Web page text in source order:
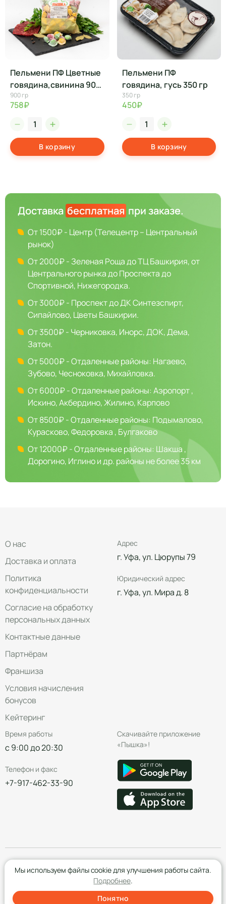
Пельмени ПФ Цветные
говядина,свинина 900
гр
900 гр
758₽
В корзину
Пельмени ПФ
говядина, гусь 350 гр
350 гр
450₽
В корзину
Доставка бесплатная при заказе.
От 1500₽ - Центр (Телецентр – Центральный
рынок)
От 2000₽ - Зеленая Роща до ТЦ Башкирия, от
Центрального рынка до Проспекта до
Спортивной, Нижегородка.
От 3000₽ - Проспект до ДК Синтезспирт,
Сипайлово, Цветы Башкирии.
От 3500₽ - Черниковка, Инорс, ДОК, Дема,
Затон.
От 5000₽ - Отдаленные районы: Нагаево,
Зубово, Чесноковка, Михайловка.
От 6000₽ - Отдаленные районы: Аэропорт ,
Искино, Акбердино, Жилино, Карпово
От 8500₽ - Отдаленные районы: Подымалово,
Курасково, Федоровка , Булгаково
От 12000₽ - Отдаленные районы: Шакша ,
Дорогино, Иглино и др. районы не более 35 км
О нас
Доставка и оплата
Политика
конфиденциальности
Согласие на обработку
персональных данных
Контактные данные
Партнёрам
Франшиза
Условия начисления
бонусов
Кейтеринг
Адрес
г. Уфа, ул. Цюрупы 79
Юридический адрес
г. Уфа, ул. Мира д. 8
Время работы
с 9:00 до 20:30
Телефон и факс
+7-917-462-33-90
Скачивайте приложение
«Пышка»!
Мы используем файлы cookie для улучшения работы сайта.
Подробнее.
Понятно